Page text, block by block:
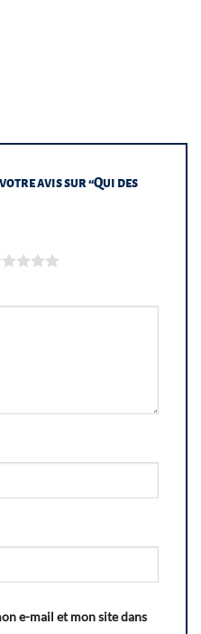
avis sur “Qui des
e-mail et mon site dans